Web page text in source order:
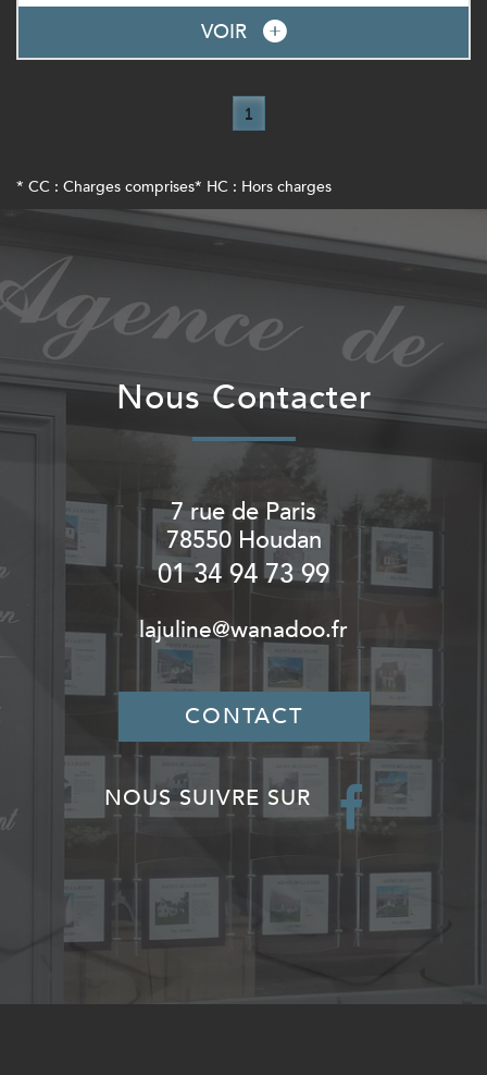
VOIR
1
* CC : Charges comprises* HC : Hors charges
Nous Contacter
7 rue de Paris
78550 Houdan
01 34 94 73 99
lajuline@wanadoo.fr
CONTACT
NOUS SUIVRE SUR